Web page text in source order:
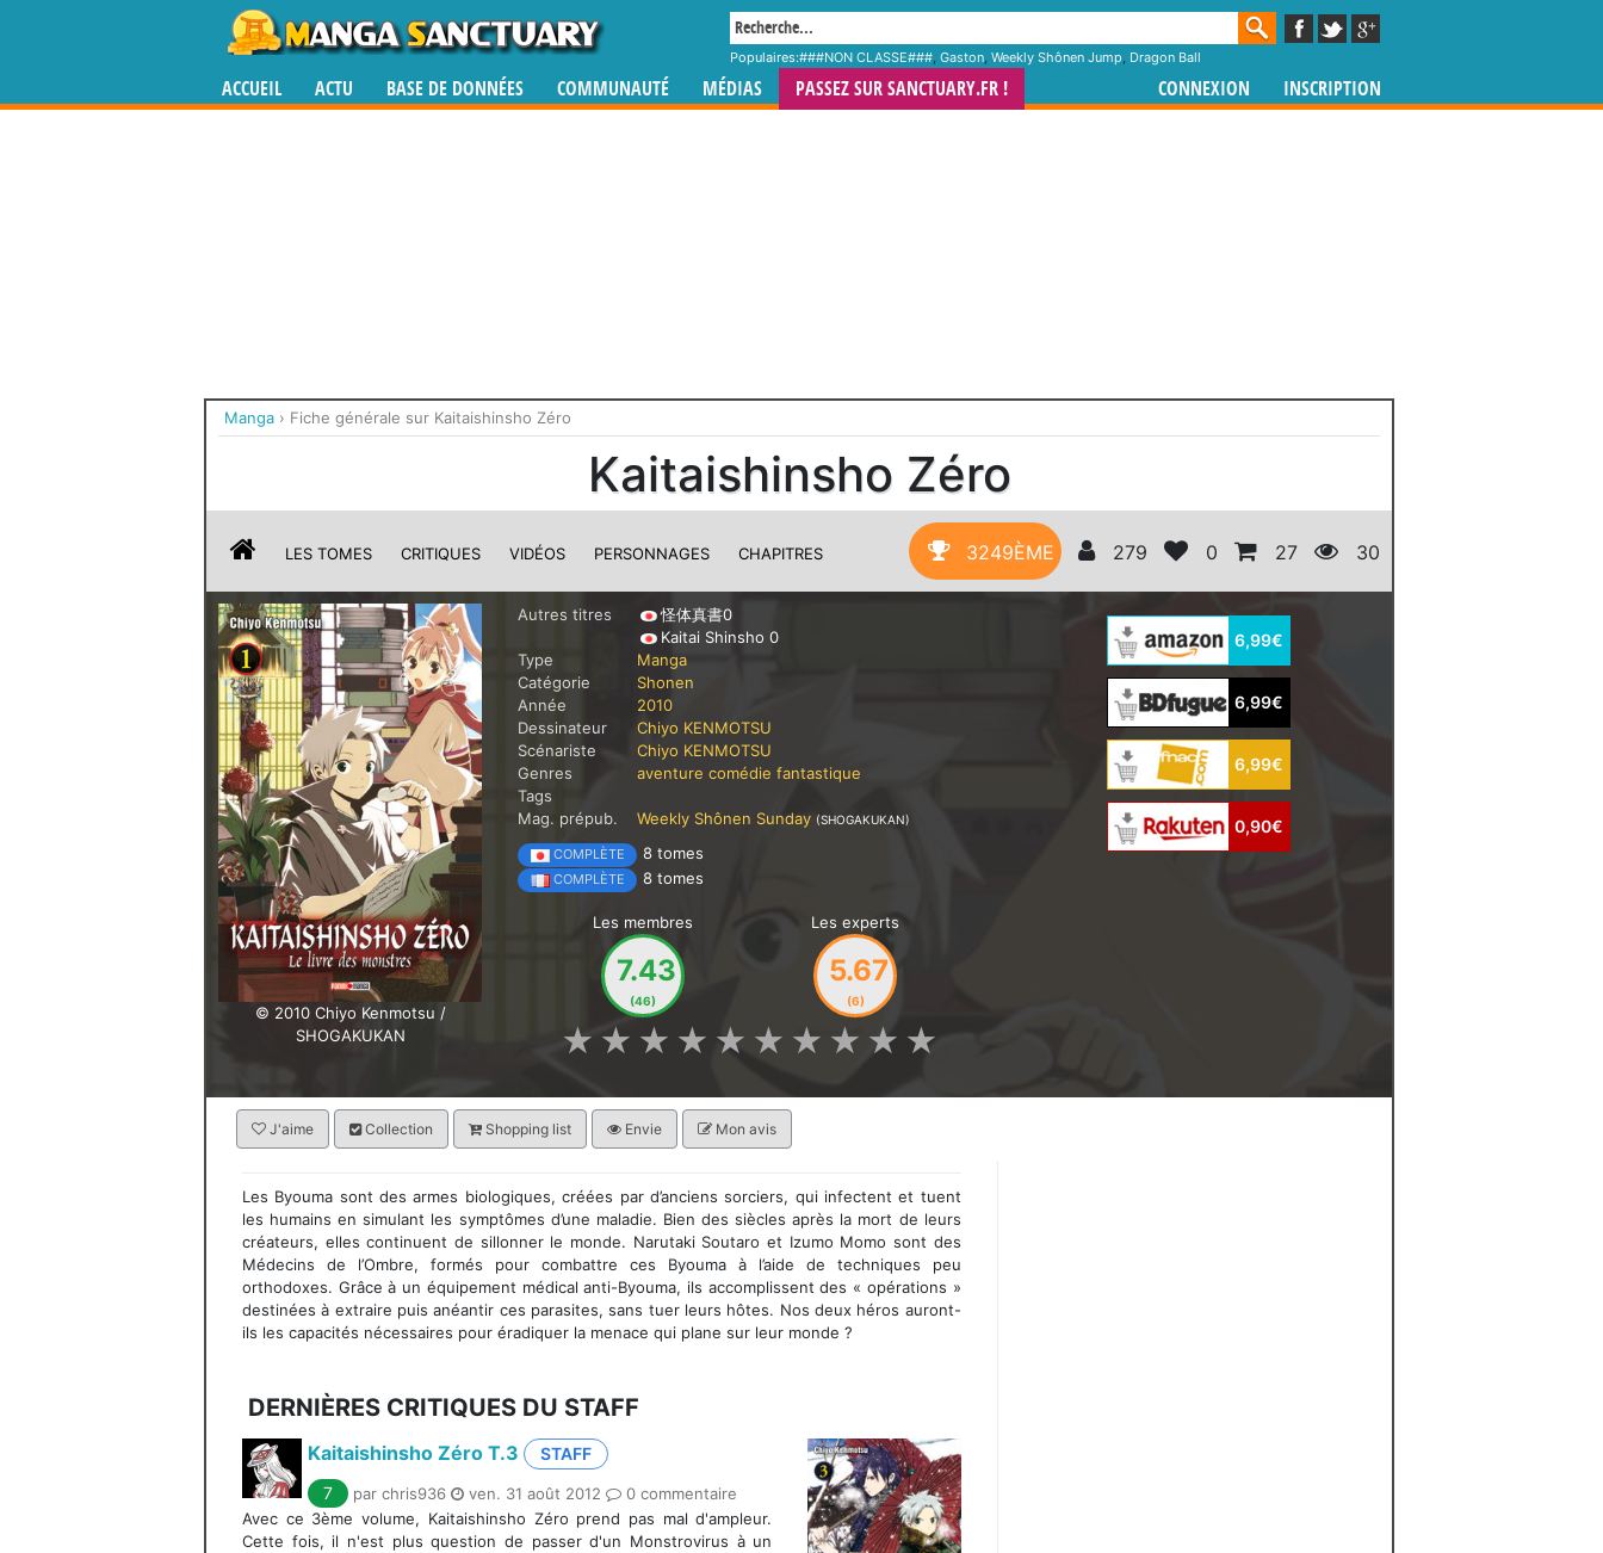
Populaires:###NON CLASSE###, Gaston, Weekly Shônen Jump, Dragon Ball
ACCUEIL ACTU BASE DE DONNÉES COMMUNAUTÉ MÉDIAS PASSEZ SUR SANCTUARY.FR ! CONNEXION INSCRIPTION
Manga › Fiche générale sur Kaitaishinsho Zéro
Kaitaishinsho Zéro
LES TOMES CRITIQUES VIDÉOS PERSONNAGES CHAPITRES 3249ÈME 279 0 27 30
© 2010 Chiyo Kenmotsu /
SHOGAKUKAN
Autres titres
怪体真書0
Kaitai Shinsho 0
Type
Manga
Catégorie
Shonen
Année
2010
Dessinateur
Chiyo KENMOTSU
Scénariste
Chiyo KENMOTSU
Genres
aventure comédie fantastique
Tags
Mag. prépub.
Weekly Shônen Sunday (SHOGAKUKAN)
COMPLÈTE 8 tomes
COMPLÈTE 8 tomes
Les membres
7.43
(46)
Les experts
5.67
(6)
★
★
★
★
★
★
★
★
★
★
6,99€
6,99€
6,99€
0,90€
J'aime Collection Shopping list Envie Mon avis
Les Byouma sont des armes biologiques, créées par d’anciens sorciers, qui infectent et tuent
les humains en simulant les symptômes d’une maladie. Bien des siècles après la mort de leurs
créateurs, elles continuent de sillonner le monde. Narutaki Soutaro et Izumo Momo sont des
Médecins de l’Ombre, formés pour combattre ces Byouma à l’aide de techniques peu
orthodoxes. Grâce à un équipement médical anti-Byouma, ils accomplissent des « opérations »
destinées à extraire puis anéantir ces parasites, sans tuer leurs hôtes. Nos deux héros auront-
ils les capacités nécessaires pour éradiquer la menace qui plane sur leur monde ?
DERNIÈRES CRITIQUES DU STAFF
Kaitaishinsho Zéro T.3
STAFF
7
par chris936 ven. 31 août 2012
0 commentaire
Avec ce 3ème volume, Kaitaishinsho Zéro prend pas mal d'ampleur.
Cette fois, il n'est plus question de passer d'un Monstrovirus à un